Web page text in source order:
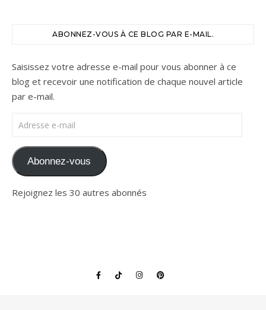
ABONNEZ-VOUS À CE BLOG PAR E-MAIL.
Saisissez votre adresse e-mail pour vous abonner à ce
blog et recevoir une notification de chaque nouvel article
par e-mail.
Adresse e-mail
Abonnez-vous
Rejoignez les 30 autres abonnés